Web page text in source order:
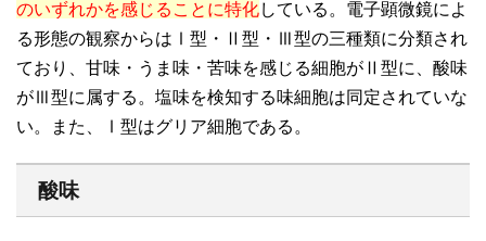
のいずれかを感じることに特化している。電子顕微鏡によ
る形態の観察からはⅠ型・Ⅱ型・Ⅲ型の三種類に分類され
ており、甘味・うま味・苦味を感じる細胞がⅡ型に、酸味
がⅢ型に属する。塩味を検知する味細胞は同定されていな
い。また、Ⅰ型はグリア細胞である。
酸味